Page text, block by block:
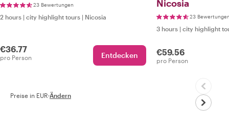
23 Bewertungen
2 hours | city highlight tours | Nicosia
€36.77
pro Person Entdecken
Nicosia
23
3 hours | city highlight
€59.56
pro Person
Preise in EUR·Ändern